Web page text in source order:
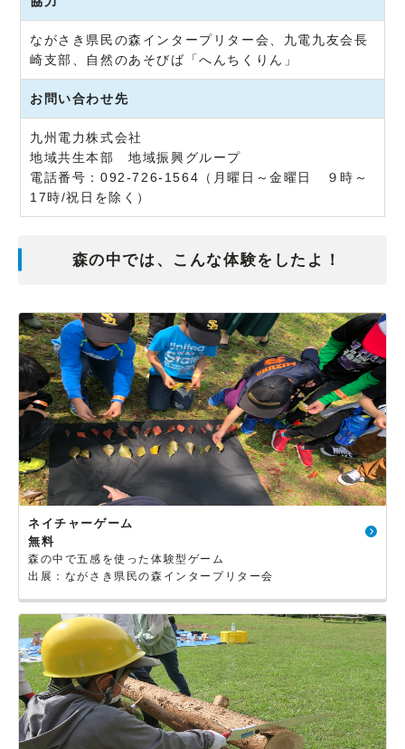
ながさき県民の森インタープリター会、九電九友会長
崎支部、自然のあそびば「へんちくりん」
お問い合わせ先
九州電力株式会社
地域共生本部 地域振興グループ
電話番号：092-726-1564（月曜日～金曜日 ９時～
17時/祝日を除く）
森の中では、こんな体験をしたよ！
ネイチャーゲーム
無料
森の中で五感を使った体験型ゲーム
出展：ながさき県民の森インタープリター会